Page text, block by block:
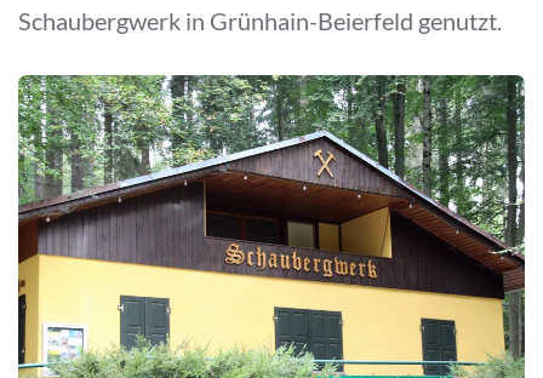
Schaubergwerk in Grünhain-Beierfeld genutzt.